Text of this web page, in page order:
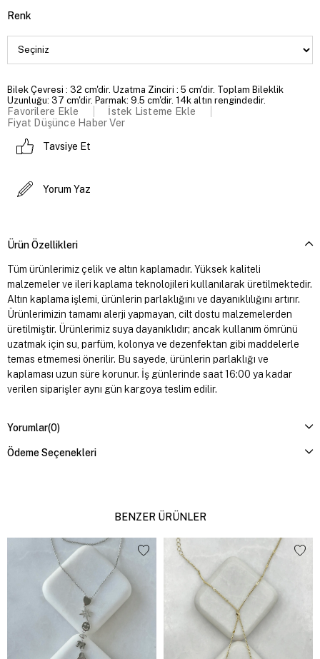
Renk
Bilek Çevresi : 32 cm'dir. Uzatma Zinciri : 5 cm'dir. Toplam Bileklik
Uzunluğu: 37 cm'dir. Parmak: 9.5 cm'dir. 14k altın rengindedir.
Favorilere Ekle
İstek Listeme Ekle
Fiyat Düşünce Haber Ver
Tavsiye Et
Yorum Yaz
Ürün Özellikleri
Tüm ürünlerimiz çelik ve altın kaplamadır. Yüksek kaliteli
malzemeler ve ileri kaplama teknolojileri kullanılarak üretilmektedir.
Altın kaplama işlemi, ürünlerin parlaklığını ve dayanıklılığını artırır.
Ürünlerimizin tamamı alerji yapmayan, cilt dostu malzemelerden
üretilmiştir. Ürünlerimiz suya dayanıklıdır; ancak kullanım ömrünü
uzatmak için su, parfüm, kolonya ve dezenfektan gibi maddelerle
temas etmemesi önerilir. Bu sayede, ürünlerin parlaklığı ve
kaplaması uzun süre korunur. İş günlerinde saat 16:00 ya kadar
verilen siparişler aynı gün kargoya teslim edilir.
Yorumlar(0)
Ödeme Seçenekleri
BENZER ÜRÜNLER